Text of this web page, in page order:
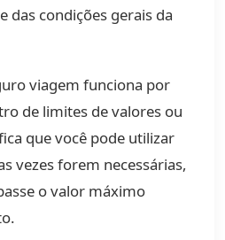
das condições gerais da
viagem funciona por
de limites de valores ou
que você pode utilizar
vezes forem necessárias,
o valor máximo